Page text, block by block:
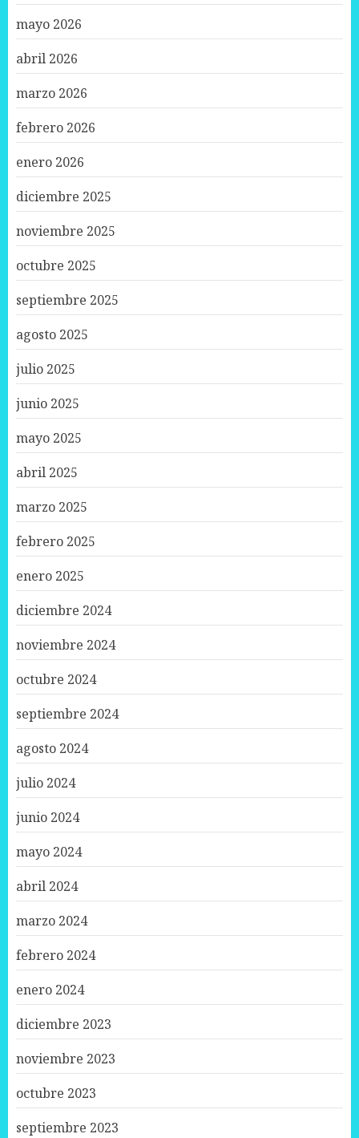
mayo 2026
abril 2026
marzo 2026
febrero 2026
enero 2026
diciembre 2025
noviembre 2025
octubre 2025
septiembre 2025
agosto 2025
julio 2025
junio 2025
mayo 2025
abril 2025
marzo 2025
febrero 2025
enero 2025
diciembre 2024
noviembre 2024
octubre 2024
septiembre 2024
agosto 2024
julio 2024
junio 2024
mayo 2024
abril 2024
marzo 2024
febrero 2024
enero 2024
diciembre 2023
noviembre 2023
octubre 2023
septiembre 2023